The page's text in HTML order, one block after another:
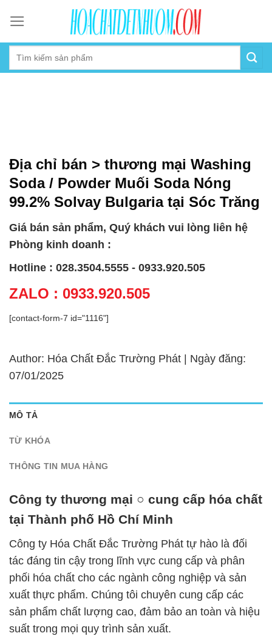
content
Địa chỉ bán > thương mại Washing
Soda / Powder Muối Soda Nóng
99.2% Solvay Bulgaria tại Sóc Trăng
Giá bán sản phẩm, Quý khách vui lòng liên hệ
Phòng kinh doanh :
Hotline : 028.3504.5555 - 0933.920.505
ZALO : 0933.920.505
[contact-form-7 id="1116"]
Author: Hóa Chất Đắc Trường Phát | Ngày đăng:
07/01/2025
MÔ TẢ
TỪ KHÓA
THÔNG TIN MUA HÀNG
Công ty thương mại ○ cung cấp hóa chất
tại Thành phố Hồ Chí Minh
Công ty Hóa Chất Đắc Trường Phát tự hào là đối
tác đáng tin cậy trong lĩnh vực cung cấp và phân
phối hóa chất cho các ngành công nghiệp và sản
xuất thực phẩm. Chúng tôi chuyên cung cấp các
sản phẩm chất lượng cao, đảm bảo an toàn và hiệu
suất trong mọi quy trình sản xuất.